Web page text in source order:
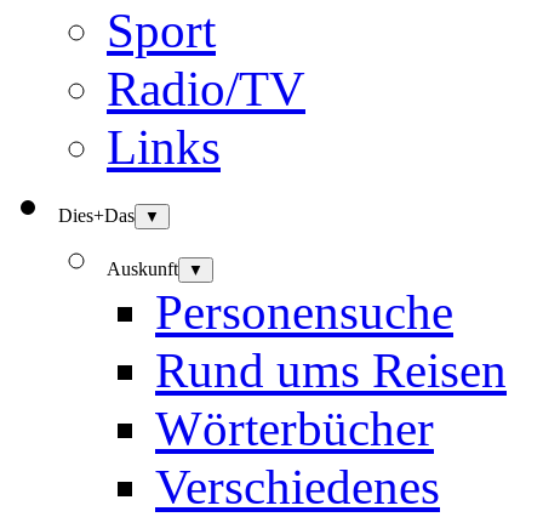
Sport
Radio/TV
Links
Dies+Das ▼
Auskunft ▼
Personensuche
Rund ums Reisen
Wörterbücher
Verschiedenes